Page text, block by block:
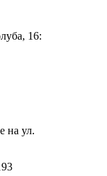
16:
на ул.